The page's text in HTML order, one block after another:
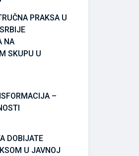
PRAKSA U
NA
SKUPU U
–
DOBIJATE
U JAVNOJ